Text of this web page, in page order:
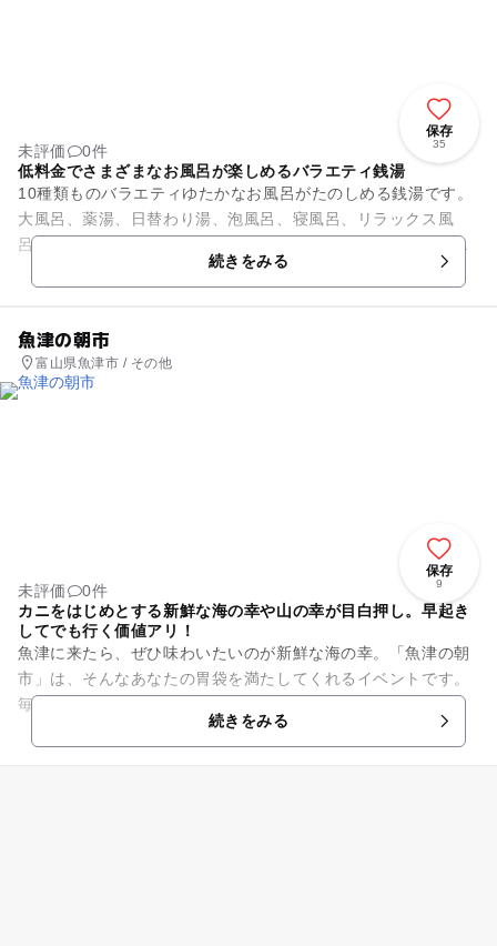
保存
35
未評価
0件
低料金でさまざまなお風呂が楽しめるバラエティ銭湯
10種類ものバラエティゆたかなお風呂がたのしめる銭湯です。
大風呂、薬湯、日替わり湯、泡風呂、寝風呂、リラックス風
呂、座り風呂、うたせ湯、サウナ、水風呂があります。中でも
5種類のお湯が日替わりで楽...続きをみる
魚津の朝市
富山県魚津市 / その他
保存
9
未評価
0件
カニをはじめとする新鮮な海の幸や山の幸が目白押し。早起き
してでも行く価値アリ！
魚津に来たら、ぜひ味わいたいのが新鮮な海の幸。「魚津の朝
市」は、そんなあなたの胃袋を満たしてくれるイベントです。
毎月第2・第4日曜日に“海の駅 蜃気楼”で開催され、新鮮でお
いしい魚や野菜が、所狭...続きをみる